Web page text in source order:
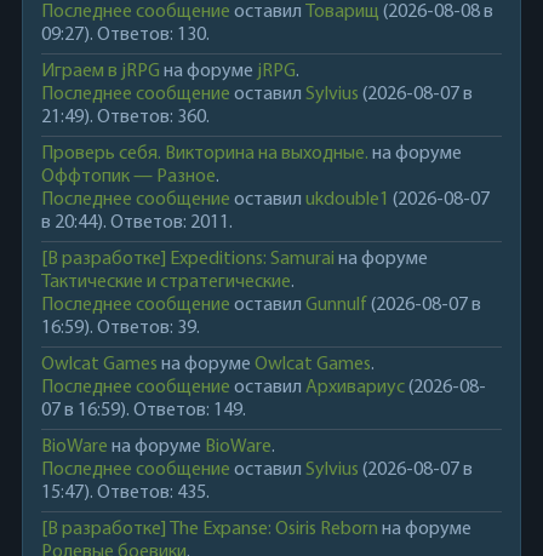
Последнее сообщение оставил Товарищ (2026-08-08 в
09:27). Ответов: 130.
Играем в jRPG на форуме jRPG.
Последнее сообщение оставил Sylvius (2026-08-07 в
21:49). Ответов: 360.
Проверь себя. Викторина на выходные. на форуме
Оффтопик — Разное.
Последнее сообщение оставил ukdouble1 (2026-08-07
в 20:44). Ответов: 2011.
[В разработке] Expeditions: Samurai на форуме
Тактические и стратегические.
Последнее сообщение оставил Gunnulf (2026-08-07 в
16:59). Ответов: 39.
Owlcat Games на форуме Owlcat Games.
Последнее сообщение оставил Архивариус(2026-08-
07 в 16:59). Ответов: 149.
BioWare на форуме BioWare.
Последнее сообщение оставил Sylvius (2026-08-07 в
15:47). Ответов: 435.
[В разработке] The Expanse: Osiris Reborn на форуме